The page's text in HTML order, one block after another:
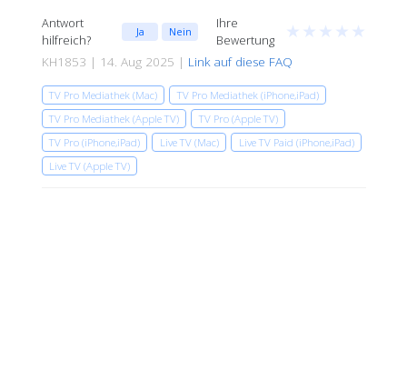
Antwort
hilfreich?
Ja Nein
Ihre
Bewertung
★ ★ ★ ★ ★
KH1853 | 14. Aug 2025 | Link auf diese FAQ
TV Pro Mediathek (Mac)
TV Pro Mediathek (iPhone,iPad)
TV Pro Mediathek (Apple TV)
TV Pro (Apple TV)
TV Pro (iPhone,iPad)
Live TV (Mac)
Live TV Paid (iPhone,iPad)
Live TV (Apple TV)